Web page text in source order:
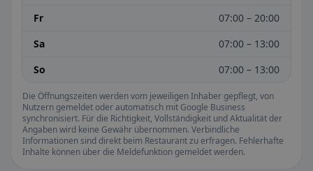
Fr
07:00 – 20:00
Sa
07:00 – 13:00
So
07:00 – 13:00
Die Öffnungszeiten werden vom jeweiligen Inhaber gepflegt, von
Nutzern gemeldet oder automatisch mit Google Business
synchronisiert. Für die Richtigkeit, Vollständigkeit und Aktualität der
Angaben wird keine Gewähr übernommen. Verbindliche
Informationen sind direkt beim Restaurant zu erfragen. Fehlerhafte
Inhalte können über die Meldefunktion gemeldet werden.